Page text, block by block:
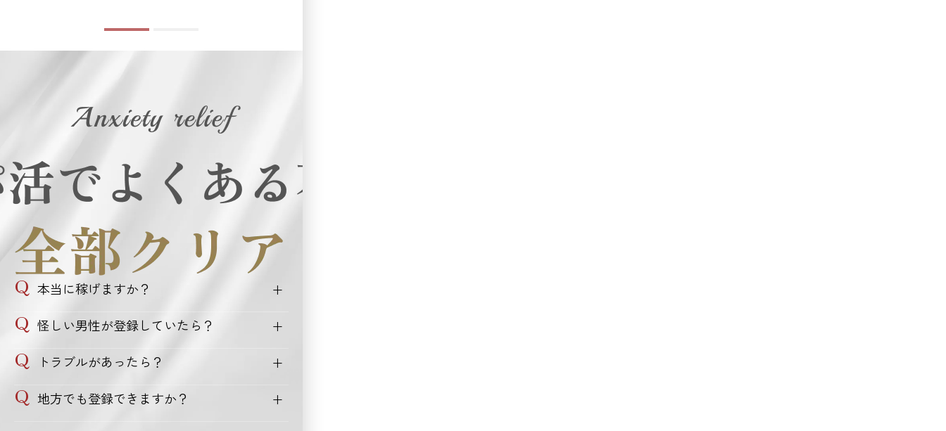
本当に稼げますか？
怪しい男性が登録していたら？
トラブルがあったら？
地方でも登録できますか？